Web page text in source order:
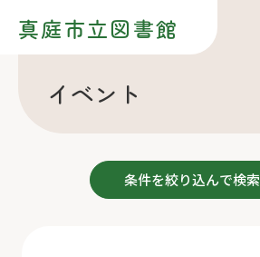
真庭市立図書館
イベント
条件を絞り込んで検索